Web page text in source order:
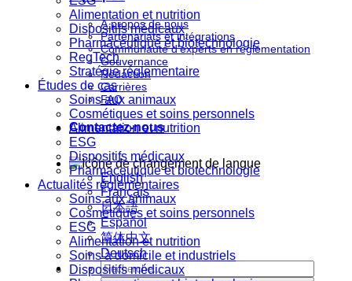
À propos de nous
Partenariats et intégrations
Communauté d'experts en réglementation
Gouvernance
Rédaction
Carrières
FAQ
Contactez-nous
English
Français
日本語
Español
简体中文
Deutsch
Alimentation et nutrition
Dispositifs médicaux
Pharmaceutique et biotechnologie
RegTech
Stratégie réglementaire
Études de cas
Soins aux animaux
Cosmétiques et soins personnels
Alimentation et nutrition
ESG
Dispositifs médicaux
Pharmaceutique et biotechnologie
Actualités réglementaires
Soins aux animaux
Cosmétiques et soins personnels
ESG
Alimentation et nutrition
Soins à domicile et industriels
Dispositifs médicaux